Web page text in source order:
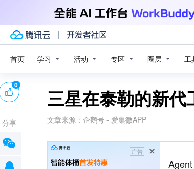
首页 学习 活动 专区 圈层 工
三星在泰勒的新
文章来源： 企鹅号 - 爱集微APP
广告
0
分享